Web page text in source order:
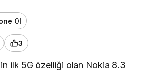
Ol
3
ilk 5G özelliği olan Nokia 8.3